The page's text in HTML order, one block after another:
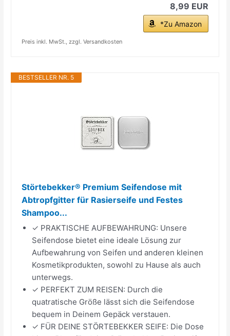
8,99 EUR
*Zu Amazon
Preis inkl. MwSt., zzgl. Versandkosten
BESTSELLER NR. 5
Störtebekker® Premium Seifendose mit
Abtropfgitter für Rasierseife und Festes
Shampoo...
✓ PRAKTISCHE AUFBEWAHRUNG: Unsere
Seifendose bietet eine ideale Lösung zur
Aufbewahrung von Seifen und anderen kleinen
Kosmetikprodukten, sowohl zu Hause als auch
unterwegs.
✓ PERFEKT ZUM REISEN: Durch die
quatratische Größe lässt sich die Seifendose
bequem in Deinem Gepäck verstauen.
✓ FÜR DEINE STÖRTEBEKKER SEIFE: Die Dose